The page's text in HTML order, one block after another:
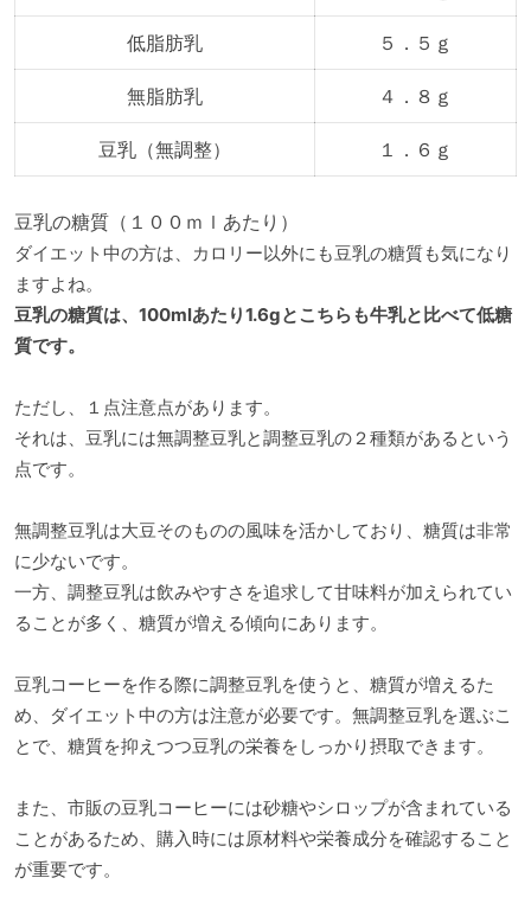
低脂肪乳 ５．５ｇ
無脂肪乳 ４．８ｇ
豆乳（無調整） １．６ｇ
豆乳の糖質（１００ｍｌあたり）
ダイエット中の方は、カロリー以外にも豆乳の糖質も気になり
ますよね。
豆乳の糖質は、100mlあたり1.6gとこちらも牛乳と比べて低糖
質です。
ただし、１点注意点があります。
それは、豆乳には無調整豆乳と調整豆乳の２種類があるという
点です。
無調整豆乳は大豆そのものの風味を活かしており、糖質は非常
に少ないです。
一方、調整豆乳は飲みやすさを追求して甘味料が加えられてい
ることが多く、糖質が増える傾向にあります。
豆乳コーヒーを作る際に調整豆乳を使うと、糖質が増えるた
め、ダイエット中の方は注意が必要です。無調整豆乳を選ぶこ
とで、糖質を抑えつつ豆乳の栄養をしっかり摂取できます。
また、市販の豆乳コーヒーには砂糖やシロップが含まれている
ことがあるため、購入時には原材料や栄養成分を確認すること
が重要です。